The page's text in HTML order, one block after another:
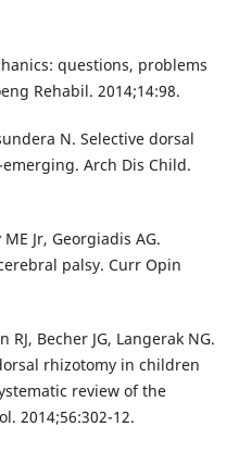
questions, problems
Rehabil. 2014;14:98.
N. Selective dorsal
Arch Dis Child.
Jr, Georgiadis AG.
palsy. Curr Opin
Becher JG, Langerak NG.
rhizotomy in children
review of the
2014;56:302-12.